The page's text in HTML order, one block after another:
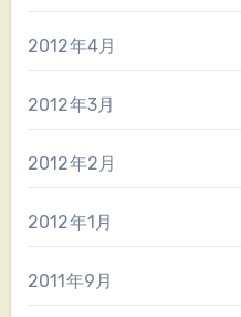
2012年4月
2012年3月
2012年2月
2012年1月
2011年9月